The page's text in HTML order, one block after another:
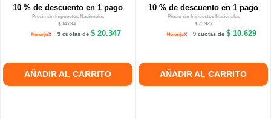
10 % de descuento en 1 pago
Precio sin Impuestos Nacionales
$ 145.346
9 cuotas de$ 20.347
AÑADIR AL CARRITO
10 % de descuento en 1 pago
Precio sin Impuestos Nacionales
$ 75.925
9 cuotas de$ 10.629
AÑADIR AL CARRITO